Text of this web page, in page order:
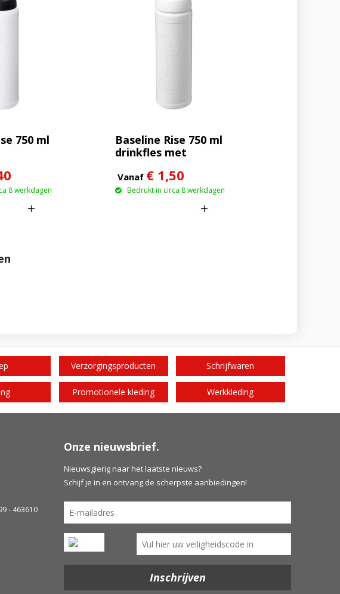
750 ml
8 werkdagen
Baseline Rise 750 ml
drinkfles met
Vanaf € 1,50
Bedrukt in circa 8 werkdagen
Verzorgingsproducten Schrijfwaren
Promotionele kleding Werkkleding
- 463610
Onze nieuwsbrief.
Nieuwsgierig naar het laatste nieuws?
Schijf je in en ontvang de scherpste aanbiedingen!